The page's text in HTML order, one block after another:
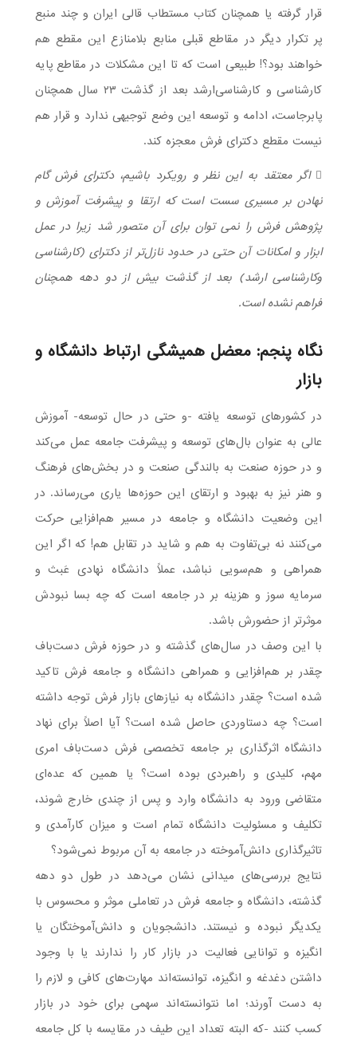
قرار گرفته یا همچنان کتاب مستطاب قالی ایران و چند منبع
پر تکرار دیگر در مقاطع قبلی منابع بلامنازع این مقطع هم
خواهند بود؟! طبیعی است که تا این مشکلات در مقاطع پایه
کارشناسی و کارشناسی‌ارشد بعد از گذشت ۲۳ سال همچنان
پابرجاست، ادامه و توسعه این وضع توجیهی ندارد و قرار هم
نیست مقطع دکترای فرش معجزه کند.
 اگر معتقد به این نظر و رویکرد باشیم، دکترای فرش گام
نهادن بر مسیری سست است که ارتقا و پیشرفت آموزش و
پژوهش فرش را نمی توان برای آن متصور شد زیرا در عمل
ابزار و امکانات آن حتی در حدود نازل‌تر از دکترای (کارشناسی
وکارشناسی ارشد) بعد از گذشت بیش از دو دهه همچنان
فراهم نشده است.
نگاه پنجم: معضل همیشگی ارتباط دانشگاه و
بازار
در کشورهای توسعه یافته -و حتی در حال توسعه- آموزش
عالی به عنوان بال‌های توسعه و پیشرفت جامعه عمل می‌کند
و در حوزه صنعت به بالندگی صنعت و در بخش‌های فرهنگ
و هنر نیز به بهبود و ارتقای این حوزه‌ها یاری می‌رساند. در
این وضعیت دانشگاه و جامعه در مسیر هم‌افزایی حرکت
می‌کنند نه بی‌تفاوت به هم و شاید در تقابل هم! که اگر این
همراهی و هم‌سویی نباشد، عملاً دانشگاه نهادی عَبث و
سرمایه سوز و هزینه بر در جامعه است که چه بسا نبودش
موثرتر از حضورش باشد.
با این وصف در سال‌های گذشته و در حوزه فرش دست‌باف
چقدر بر هم‌افزایی و همراهی دانشگاه و جامعه فرش تاکید
شده است؟ چقدر دانشگاه به نیازهای بازار فرش توجه داشته
است؟ چه دستاوردی حاصل شده است؟ آیا اصلاً برای نهاد
دانشگاه اثرگذاری بر جامعه تخصصی فرش دست‌باف امری
مهم، کلیدی و راهبردی بوده است؟ یا همین که عده‌ای
متقاضی ورود به دانشگاه وارد و پس از چندی خارج شوند،
تکلیف و مسئولیت دانشگاه تمام است و میزان کارآمدی و
تاثیرگذاری دانش‌آموخته در جامعه به آن مربوط نمی‌شود؟
نتایج بررسی‌های میدانی نشان می‌دهد در طول دو دهه
گذشته، دانشگاه و جامعه فرش در تعاملی موثر و محسوس با
یکدیگر نبوده و نیستند. دانشجویان و دانش‌آموختگان یا
انگیزه و توانایی فعالیت در بازار کار را ندارند یا با وجود
داشتن دغدغه و انگیزه، توانسته‌اند مهارت‌های کافی و لازم را
به دست آورند؛ اما نتوانسته‌اند سهمی برای خود در بازار
کسب کنند -که البته تعداد این طیف در مقایسه با کل جامعه